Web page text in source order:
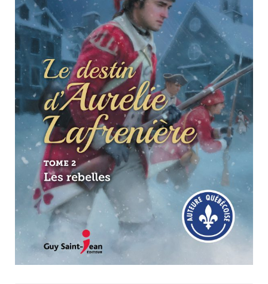
Nouveautés
Numérique
Livres audio
Meilleurs vendeurs
Page vedette
AUTEURS
À PROPOS
CONTACT